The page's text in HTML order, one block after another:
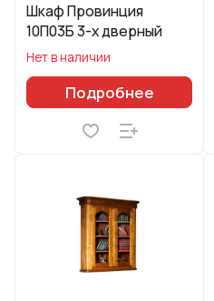
Шкаф Провинция
10П03Б 3-х дверный
Нет в наличии
Подробнее